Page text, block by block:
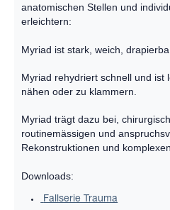
anatomischen Stellen und
erleichtern:
Myriad ist stark, weich,
Myriad rehydriert schnell und ist
nähen oder zu klammern.
Myriad trägt dazu bei,
routinemässigen und
Rekonstruktionen und
Downloads:
Fallserie Trauma